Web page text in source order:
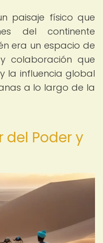
paisaje físico que
del continente
era un espacio de
colaboración que
la influencia global
a lo largo de la
del Poder y